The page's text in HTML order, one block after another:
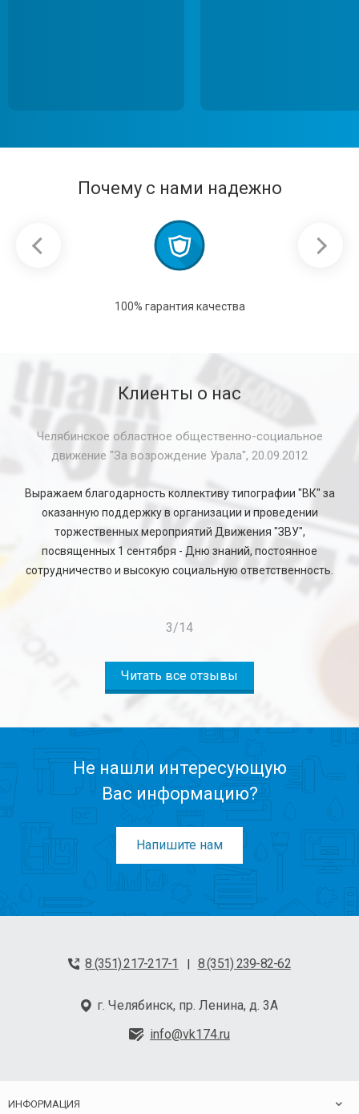
Почему с нами надежно
100% гарантия качества
Клиенты о нас
Анастасия, Стоматологическая клиника "Эталон",
20.11.2019
Благодарим типографию ВК за неизменно высокое
качество! Сегодня, при получении заказа сравнили
полиграфию со старой партией, которую печатали в
другом месте. Разница очевидна. При равных ценах,
качество продукции на уровень выше.
4/14
Читать все отзывы
Не нашли интересующую
Вас информацию?
Напишите нам
8 (351) 217-217-1 | 8 (351) 239-82-62
г. Челябинск, пр. Ленина, д. 3А
info@vk174.ru
ИНФОРМАЦИЯ